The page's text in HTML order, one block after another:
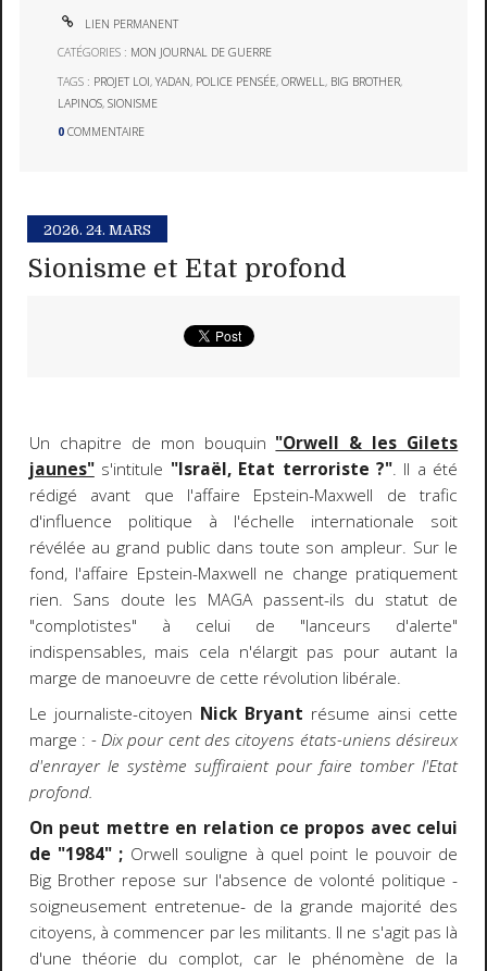
LIEN PERMANENT
CATÉGORIES : MON JOURNAL DE GUERRE
TAGS : PROJET LOI,YADAN, POLICE PENSÉE,ORWELL , BIG BROTHER,
LAPINOS,SIONISME
0 COMMENTAIRE
2026. 24. MARS
Sionisme et Etat profond
Un chapitre de mon bouquin "Orwell & les Gilets
jaunes"s'intitule "Israël, Etat terroriste ?". Il a été
rédigé avant que l'affaire Epstein-Maxwell de trafic
d'influence politique à l'échelle internationale soit
révélée au grand public dans toute son ampleur. Sur le
fond, l'affaire Epstein-Maxwell ne change pratiquement
rien. Sans doute les MAGA passent-ils du statut de
"complotistes" à celui de "lanceurs d'alerte"
indispensables, mais cela n'élargit pas pour autant la
marge de manoeuvre de cette révolution libérale.
Le journaliste-citoyen Nick Bryant résume ainsi cette
marge : - Dix pour cent des citoyens états-uniens désireux
d'enrayer le système suffiraient pour faire tomber l'Etat
profond.
On peut mettre en relation ce propos avec celui
de "1984" ; Orwell souligne à quel point le pouvoir de
Big Brother repose sur l'absence de volonté politique -
soigneusement entretenue- de la grande majorité des
citoyens, à commencer par les militants. Il ne s'agit pas là
d'une théorie du complot, car le phénomène de la